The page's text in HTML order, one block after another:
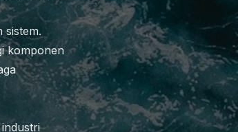
sistem.
komponen